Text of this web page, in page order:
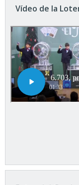
Vídeo de la